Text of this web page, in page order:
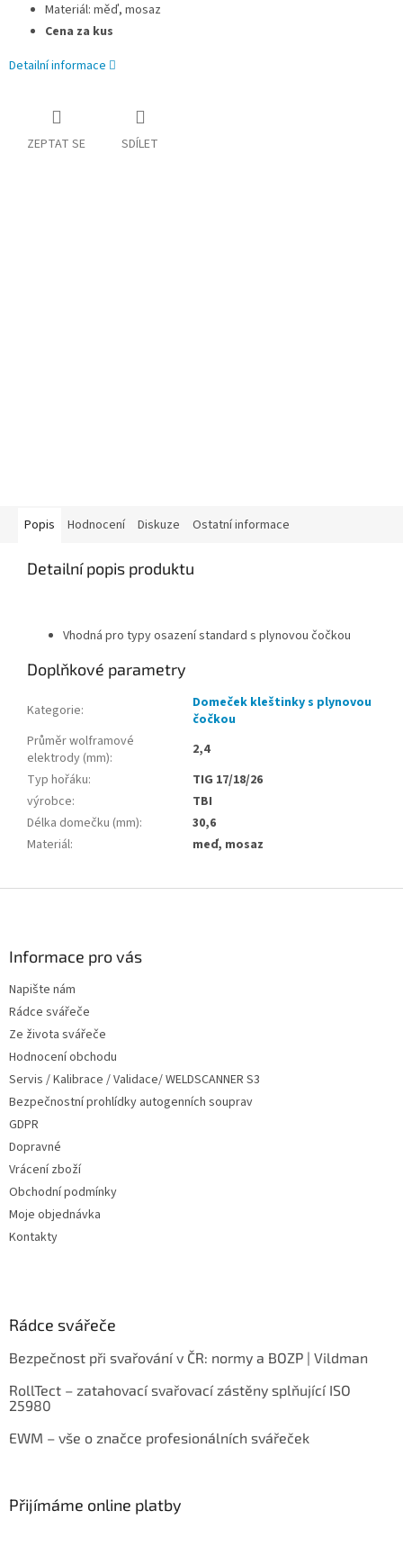
Materiál: měď, mosaz
Cena za kus
Detailní informace
ZEPTAT SE SDÍLET
Popis Hodnocení Diskuze Ostatní informace
Detailní popis produktu
Vhodná pro typy osazení standard s plynovou čočkou
Doplňkové parametry
Kategorie:
Domeček kleštinky s plynovou
čočkou
Průměr wolframové
elektrody (mm):
2,4
Typ hořáku:
TIG 17/18/26
výrobce:
TBI
Délka domečku (mm):
30,6
Materiál: meď, mosaz
Informace pro vás
Napište nám
Rádce svářeče
Ze života svářeče
Hodnocení obchodu
Servis / Kalibrace / Validace/ WELDSCANNER S3
Bezpečnostní prohlídky autogenních souprav
GDPR
Dopravné
Vrácení zboží
Obchodní podmínky
Moje objednávka
Kontakty
Rádce svářeče
Bezpečnost při svařování v ČR: normy a BOZP | Vildman
RollTect – zatahovací svařovací zástěny splňující ISO
25980
EWM – vše o značce profesionálních svářeček
Přijímáme online platby